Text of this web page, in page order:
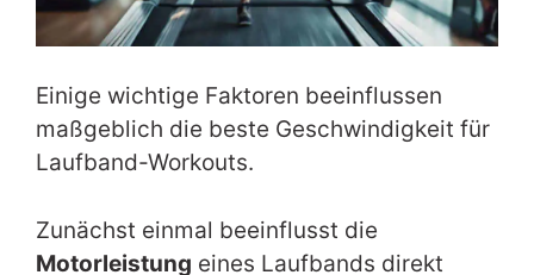
Einige wichtige Faktoren beeinflussen
maßgeblich die beste Geschwindigkeit für
Laufband-Workouts.
Zunächst einmal beeinflusst die
Motorleistung eines Laufbands direkt